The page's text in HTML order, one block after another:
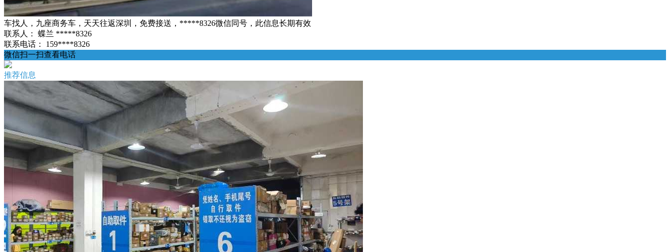
车找人，九座商务车，天天往返深圳，免费接送，*****8326微信同号，此信息长期有效
联系人：
蝶兰 *****8326
联系电话：
159****8326
微信扫一扫查看电话
推荐信息